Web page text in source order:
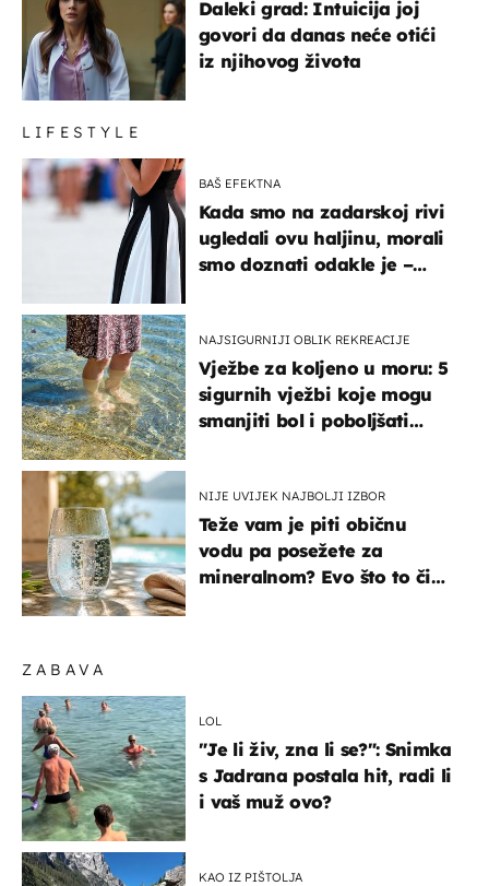
ZABAVA
LOL
"Je li živ, zna li se?": Snimka
s Jadrana postala hit, radi li
i vaš muž ovo?
KAO IZ PIŠTOLJA
Daleki grad: Intuicija joj
govori da danas neće otići
iz njihovog života
LIFESTYLE
BAŠ EFEKTNA
Kada smo na zadarskoj rivi
ugledali ovu haljinu, morali
smo doznati odakle je –
NAJSIGURNIJI OBLIK REKREACIJE
Vježbe za koljeno u moru: 5
sigurnih vježbi koje mogu
smanjiti bol i poboljšati
NIJE UVIJEK NAJBOLJI IZBOR
Teže vam je piti običnu
vodu pa posežete za
mineralnom? Evo što to čini